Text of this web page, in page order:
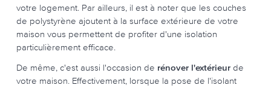
votre logement. Par ailleurs, il est à noter que les couches
de polystyrène ajoutent à la surface extérieure de votre
maison vous permettent de profiter d'une isolation
particulièrement efficace.
De même, c'est aussi l'occasion de rénover l'extérieur de
votre maison. Effectivement, lorsque la pose de l'isolant